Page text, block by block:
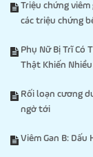
Triệu chứng viêm
các triệu chứng
Phụ Nữ Bị Trĩ Có
Thật Khiến
Rối loạn cương
ngờ tới
Viêm Gan B: Dấu